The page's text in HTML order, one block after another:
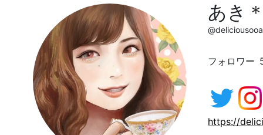
あき
フォロワー
https://